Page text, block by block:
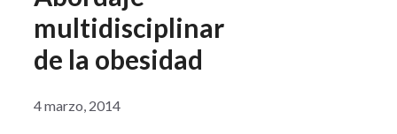
multidisciplinar
de la obesidad
4 marzo, 2014